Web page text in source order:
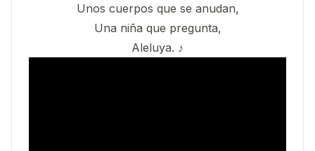
Unos cuerpos que se anudan,
Una niña que pregunta,
Aleluya. ♪